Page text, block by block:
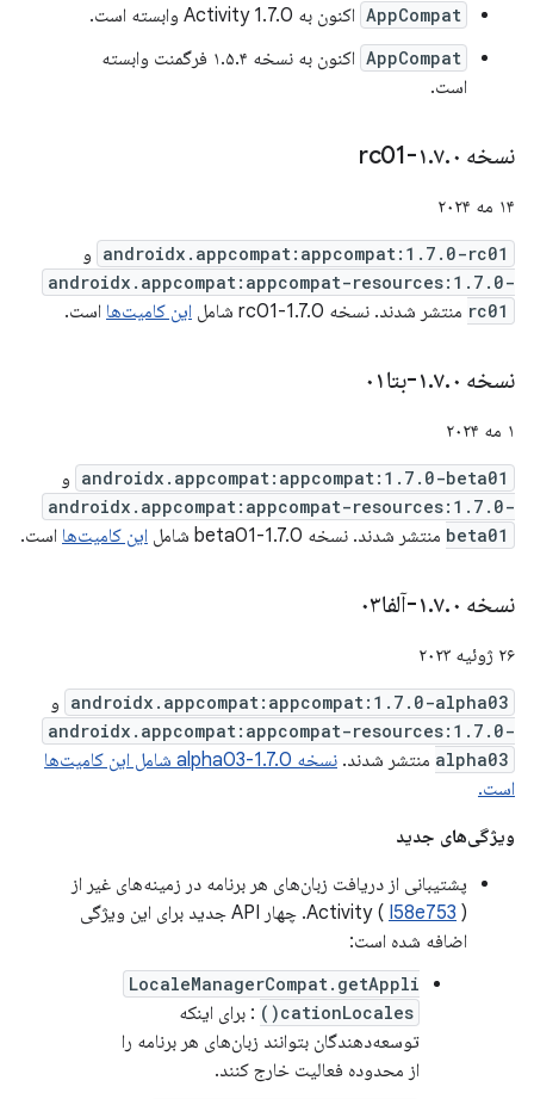
AppCompat اکنون به Activity 1.7.0 وابسته است.
AppCompat
اکنون به نسخه ۱.۵.۴ فرگمنت وابسته
است.
نسخه ۱ .۷.۰-rc01
۱۴ مه ۲۰۲۴
androidx.appcompat:appcompat:1.7.0-rc01 و
androidx.appcompat:appcompat-resources:1.7.0-
rc01 منتشر شدند. نسخه 1.7.0-rc01 شامل این کامیت‌ها است.
نسخه ۱ .۷.۰-بتا۰۱
۱ مه ۲۰۲۴
androidx.appcompat:appcompat:1.7.0-beta01 و
androidx.appcompat:appcompat-resources:1.7.0-
beta01 منتشر شدند. نسخه 1.7.0-beta01 شامل این کامیت‌ها است.
نسخه ۱ .۷.۰-آلفا۰۳
۲۶ ژوئیه ۲۰۲۳
androidx.appcompat:appcompat:1.7.0-alpha03 و
androidx.appcompat:appcompat-resources:1.7.0-
alpha03 منتشر شدند.
نسخه 1.7.0-alpha03 شامل این کامیت‌ها
است.
ویژگی‌های جدید
پشتیبانی از دریافت زبان‌های هر برنامه در زمینه‌های غیر از
Activity ( I58e753
). چهار API جدید برای این ویژگی
اضافه شده است:
LocaleManagerCompat.getAppli
cationLocales()
: برای اینکه
توسعه‌دهندگان بتوانند زبان‌های هر برنامه را
از محدوده فعالیت خارج کنند.